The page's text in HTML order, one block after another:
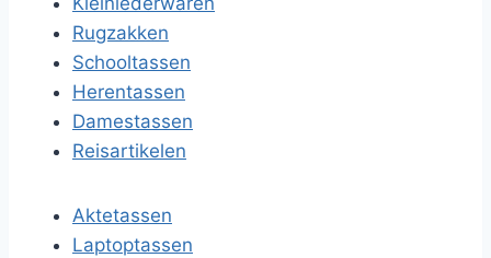
Rugzakken
Schooltassen
Herentassen
Damestassen
Reisartikelen
Aktetassen
Laptoptassen